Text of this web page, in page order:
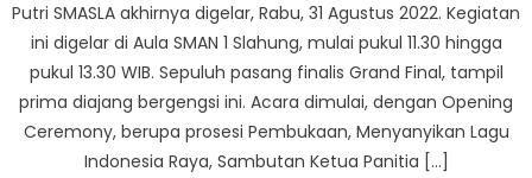
Putri SMASLA akhirnya digelar, Rabu, 31 Agustus 2022. Kegiatan
ini digelar di Aula SMAN 1 Slahung, mulai pukul 11.30 hingga
pukul 13.30 WIB. Sepuluh pasang finalis Grand Final, tampil
prima diajang bergengsi ini. Acara dimulai, dengan Opening
Ceremony, berupa prosesi Pembukaan, Menyanyikan Lagu
Indonesia Raya, Sambutan Ketua Panitia […]